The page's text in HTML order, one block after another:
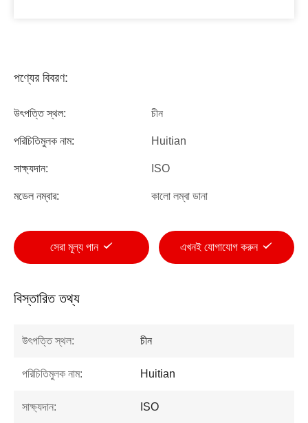
পণ্যের বিবরণ:
উৎপত্তি স্থল: চীন
পরিচিতিমুলক নাম: Huitian
সাক্ষ্যদান: ISO
মডেল নম্বার: কালো লম্বা ডানা
সেরা মূল্য পান এখনই যোগাযোগ করুন
বিস্তারিত তথ্য
উৎপত্তি স্থল: চীন
পরিচিতিমুলক নাম: Huitian
সাক্ষ্যদান: ISO